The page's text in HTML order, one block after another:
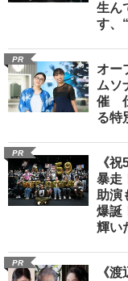
生ん
す、
PR
オー
ムソ
催
る特
PR
《
暴走
助演
爆誕
輝い
PR
《